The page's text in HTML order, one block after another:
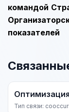
командой
показателей
Тип связи: